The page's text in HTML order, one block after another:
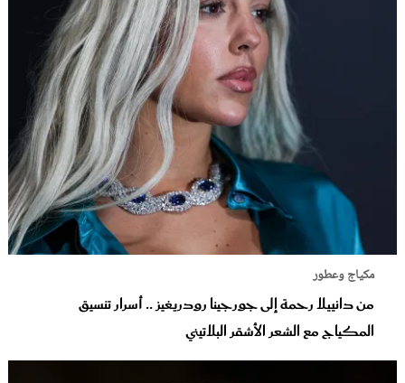
مكياج وعطور
من دانييلا رحمة إلى جورجينا رودريغيز .. أسرار تنسيق
المكياج مع الشعر الأشقر البلاتيني